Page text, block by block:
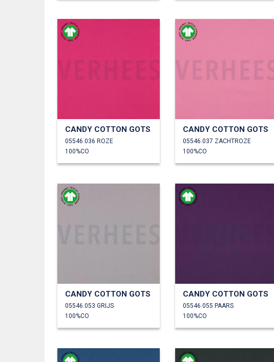
CANDY COTTON GOTS
05546.036 ROZE
100%CO
CANDY COTTON GOTS
05546.037 ZACHTROZE
100%CO
CANDY COTTON GOTS
05546.053 GRIJS
100%CO
CANDY COTTON GOTS
05546.055 PAARS
100%CO